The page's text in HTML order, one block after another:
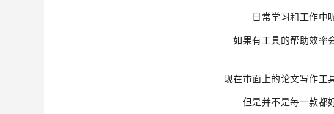
日常学习和工作中
如果有工具的帮助效率
现在市面上的论文写作工
但是并不是每一款都